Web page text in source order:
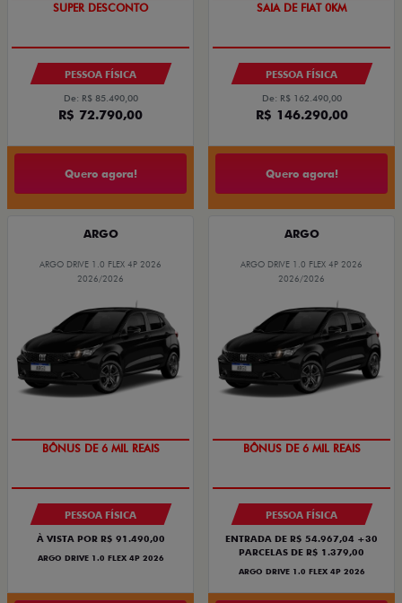
TAXA ZERO
PESSOA FÍSICA
De: R$ 85.490,00
R$ 72.790,00
Quero agora!
OPORTUNIDADE
PESSOA FÍSICA
De: R$ 162.490,00
R$ 146.290,00
Quero agora!
ARGO
ARGO DRIVE 1.0 FLEX 4P 2026
2026/2026
TAXA ZERO
PESSOA FÍSICA
À VISTA POR R$ 91.490,00
ARGO DRIVE 1.0 FLEX 4P 2026
ARGO
ARGO DRIVE 1.0 FLEX 4P 2026
2026/2026
TAXA ZERO
PESSOA FÍSICA
ENTRADA DE R$ 54.967,04 +30
PARCELAS DE R$ 1.379,00
ARGO DRIVE 1.0 FLEX 4P 2026